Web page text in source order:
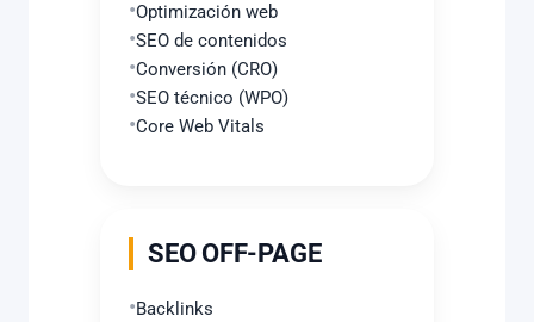
Optimización web
SEO de contenidos
Conversión (CRO)
SEO técnico (WPO)
Core Web Vitals
SEO OFF-PAGE
Backlinks